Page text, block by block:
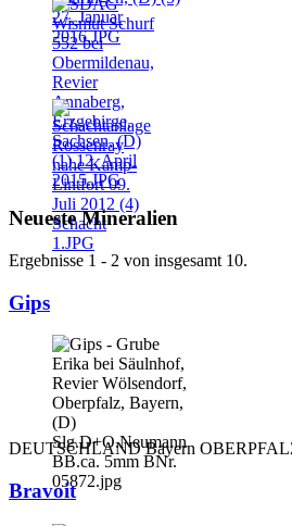
Neueste Mineralien
Ergebnisse 1 - 2 von insgesamt 10.
Gips
DEUTSCHLAND Bayern
Bravoit